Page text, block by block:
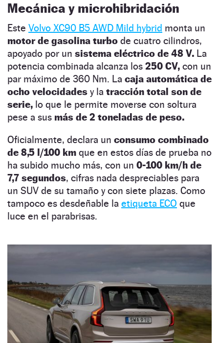
Mecánica y microhibridación
Este Volvo XC90 B5 AWD Mild hybrid monta un
motor de gasolina turbo de cuatro cilindros,
apoyado por un sistema eléctrico de 48 V. La
potencia combinada alcanza los 250 CV, con un
par máximo de 360 Nm. La caja automática de
ocho velocidades y la tracción total son de
serie, lo que le permite moverse con soltura
pese a sus más de 2 toneladas de peso.
Oficialmente, declara un consumo combinado
de 8,5 l/100 km que en estos días de prueba no
ha subido mucho más, con un 0-100 km/h de
7,7 segundos, cifras nada despreciables para
un SUV de su tamaño y con siete plazas. Como
tampoco es desdeñable la etiqueta ECO que
luce en el parabrisas.